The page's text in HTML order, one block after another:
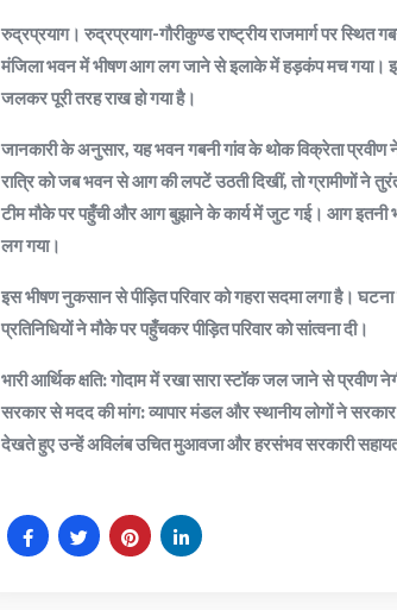
रुद्रप्रयाग। रुद्रप्रयाग-गौरीकुण्ड राष्ट्रीय राजमार्ग पर स्थित
मंजिला भवन में भीषण आग लग जाने से इलाके में हड़कंप मच गया।
जलकर पूरी तरह राख हो गया है।
​​जानकारी के अनुसार, यह भवन गबनी गांव के थोक विक्रेता प्रवीण
रात्रि को जब भवन से आग की लपटें उठती दिखीं, तो ग्रामीणों ने
टीम मौके पर पहुँची और आग बुझाने के कार्य में जुट गई। आग इतनी
लग गया।
​इस भीषण नुकसान से पीड़ित परिवार को गहरा सदमा लगा है।
प्रतिनिधियों ने मौके पर पहुँचकर पीड़ित परिवार को सांत्वना दी।
​भारी आर्थिक क्षति: गोदाम में रखा सारा स्टॉक जल जाने से
​सरकार से मदद की मांग: व्यापार मंडल और स्थानीय लोगों ने सरकार
देखते हुए उन्हें अविलंब उचित मुआवजा और हरसंभव सरकारी